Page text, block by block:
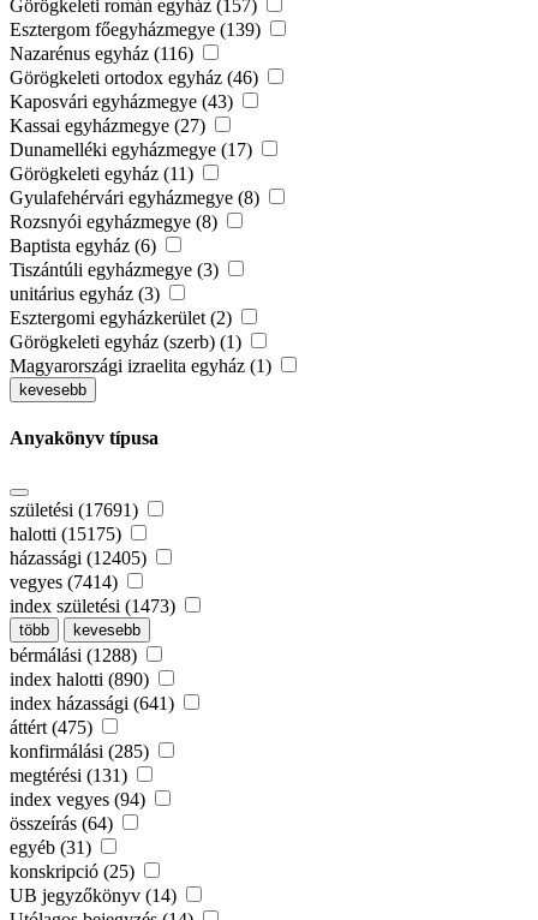
Görögkeleti román egyház (157)
Esztergom főegyházmegye (139)
Nazarénus egyház (116)
Görögkeleti ortodox egyház (46)
Kaposvári egyházmegye (43)
Kassai egyházmegye (27)
Dunamelléki egyházmegye (17)
Görögkeleti egyház (11)
Gyulafehérvári egyházmegye (8)
Rozsnyói egyházmegye (8)
Baptista egyház (6)
Tiszántúli egyházmegye (3)
unitárius egyház (3)
Esztergomi egyházkerület (2)
Görögkeleti egyház (szerb) (1)
Magyarországi izraelita egyház (1)
kevesebb
Anyakönyv típusa
születési (17691)
halotti (15175)
házassági (12405)
vegyes (7414)
index születési (1473)
több kevesebb
bérmálási (1288)
index halotti (890)
index házassági (641)
áttért (475)
konfirmálási (285)
megtérési (131)
index vegyes (94)
összeírás (64)
egyéb (31)
konskripció (25)
UB jegyzőkönyv (14)